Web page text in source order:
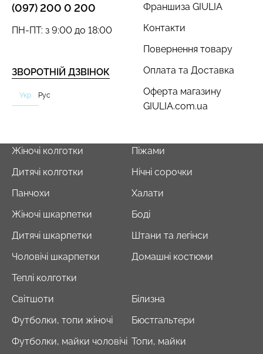
Франшиза GIULIA
Контакти
Повернення товару
Оплата та Доставка
Оферта магазину
GIULIA.com.ua
(097) 200 0 200
ЗВОРОТНІЙ ДЗВІНОК
ПН-ПТ: з 9:00 до 18:00
Укр Рус
Жіночі колготки
Дитячі колготки
Панчохи
Жіночі шкарпетки
Дитячі шкарпетки
Чоловічі шкарпетки
Теплі колготки
Піжами
Нічні сорочки
Халати
Боді
Штани та легінси
Домашні костюми
Світшоти
Футболки, топи жіночі
Футболки, майки чоловічі
Білизна
Бюстгальтери
Топи, майки